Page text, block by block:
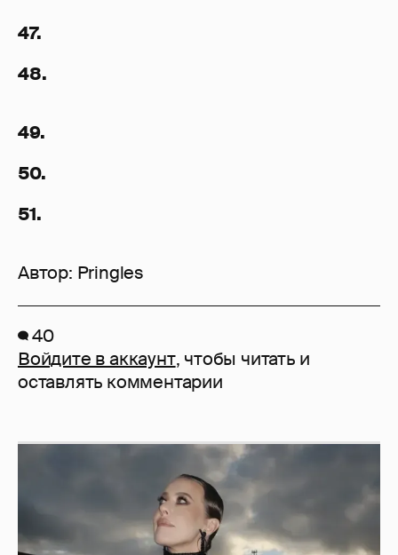
47.
48.
49.
50.
51.
Автор: Pringles
40
Войдите в аккаунт, чтобы читать и
оставлять комментарии